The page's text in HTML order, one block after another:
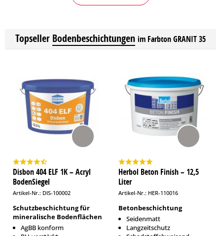
Topseller Bodenbeschichtungen im Farbton GRANIT 35
Disbon 404 ELF 1K – Acryl
BodenSiegel
Artikel-Nr.: DIS-100002
Schutzbeschichtung für
mineralische Bodenflächen
AgBB konform
Herbol Beton Finish – 12,5
Liter
Artikel-Nr.: HER-110016
Betonbeschichtung
Seidenmatt
Langzeitschutz